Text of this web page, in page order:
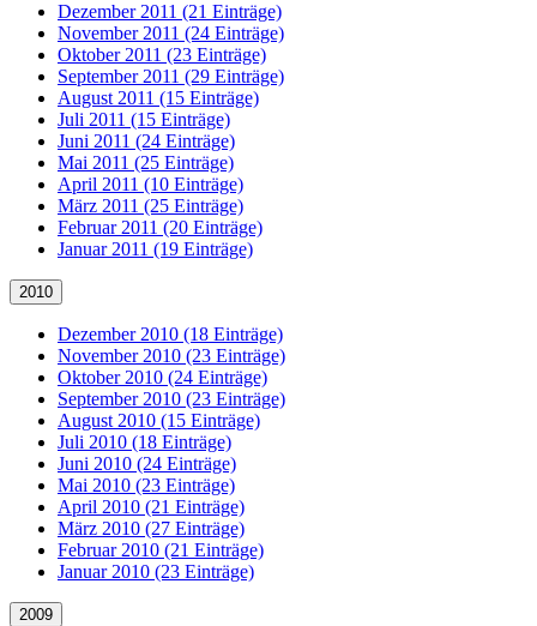
Dezember 2011 (21 Einträge)
November 2011 (24 Einträge)
Oktober 2011 (23 Einträge)
September 2011 (29 Einträge)
August 2011 (15 Einträge)
Juli 2011 (15 Einträge)
Juni 2011 (24 Einträge)
Mai 2011 (25 Einträge)
April 2011 (10 Einträge)
März 2011 (25 Einträge)
Februar 2011 (20 Einträge)
Januar 2011 (19 Einträge)
2010
Dezember 2010 (18 Einträge)
November 2010 (23 Einträge)
Oktober 2010 (24 Einträge)
September 2010 (23 Einträge)
August 2010 (15 Einträge)
Juli 2010 (18 Einträge)
Juni 2010 (24 Einträge)
Mai 2010 (23 Einträge)
April 2010 (21 Einträge)
März 2010 (27 Einträge)
Februar 2010 (21 Einträge)
Januar 2010 (23 Einträge)
2009